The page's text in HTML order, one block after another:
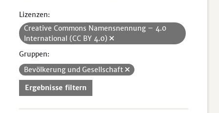
Lizenzen:
Creative Commons Namensnennung – 4.0
International (CC BY 4.0)
Gruppen:
Bevölkerung und Gesellschaft
Ergebnisse filtern